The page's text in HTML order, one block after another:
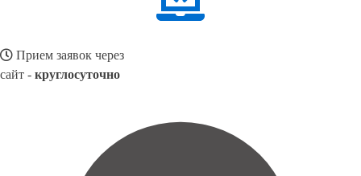
Прием заявок через
сайт - круглосуточно